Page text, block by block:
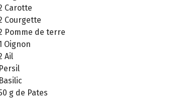
Carotte
Courgette
Pomme de terre
Oignon
Ail
Persil
Basilic
g de Pates